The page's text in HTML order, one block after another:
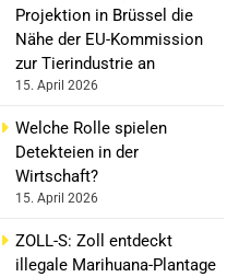
Projektion in Brüssel die
Nähe der EU-Kommission
zur Tierindustrie an
15. April 2026
Welche Rolle spielen
Detekteien in der
Wirtschaft?
15. April 2026
ZOLL-S: Zoll entdeckt
illegale Marihuana-Plantage